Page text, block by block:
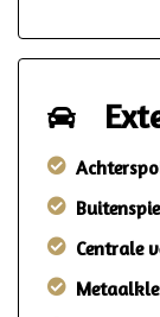
Centrale